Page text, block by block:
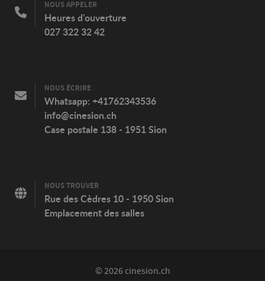
NOUS APPELER
Heures d'ouverture
027 322 32 42
NOUS ÉCRIRE
Whatsapp: +41762343536
info@cinesion.ch
Case postale 138 - 1951 Sion
NOUS TROUVER
Rue des Cèdres 10 - 1950 Sion
Emplacement des salles
© 2026 cinesion.ch